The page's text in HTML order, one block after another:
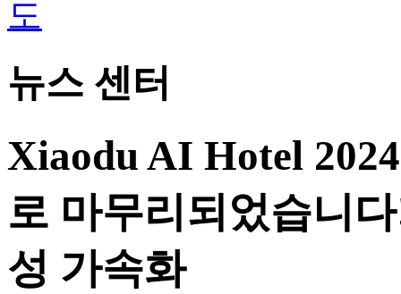
뉴스 센터
Xiaodu AI Hotel
로 마무리되었습니
성 가속화